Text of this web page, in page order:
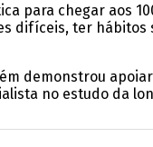
para chegar aos
difíceis, ter
demonstrou
no estudo da